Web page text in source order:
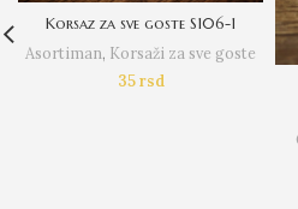
Korsaz za sve goste S106-1
Asortiman, Korsaži za sve goste
35rsd